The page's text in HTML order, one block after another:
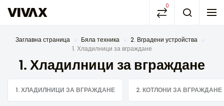
0
Заглавна страница Бяла техника
2. Вградени устройства
1. Хладилници за вграждане
1. Хладилници за вграждане
1. ХЛАДИЛНИЦИ ЗА ВГРАЖДАНЕ 2. КОТЛОНИ ЗА ВГРАЖДАНЕ